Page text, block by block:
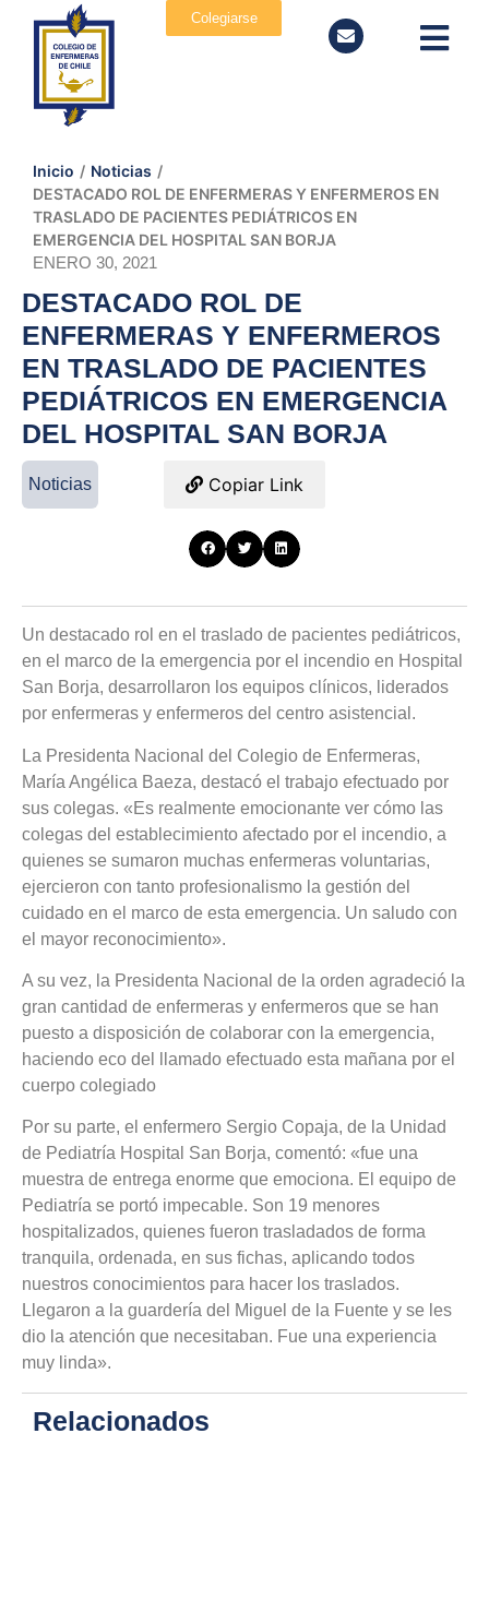
Colegiarse
Inicio / Noticias /
DESTACADO ROL DE ENFERMERAS Y ENFERMEROS EN
TRASLADO DE PACIENTES PEDIÁTRICOS EN
EMERGENCIA DEL HOSPITAL SAN BORJA
ENERO 30, 2021
DESTACADO ROL DE
ENFERMERAS Y ENFERMEROS
EN TRASLADO DE PACIENTES
PEDIÁTRICOS EN EMERGENCIA
DEL HOSPITAL SAN BORJA
Noticias Copiar Link
Un destacado rol en el traslado de pacientes pediátricos,
en el marco de la emergencia por el incendio en Hospital
San Borja, desarrollaron los equipos clínicos, liderados
por enfermeras y enfermeros del centro asistencial.
La Presidenta Nacional del Colegio de Enfermeras,
María Angélica Baeza, destacó el trabajo efectuado por
sus colegas. «Es realmente emocionante ver cómo las
colegas del establecimiento afectado por el incendio, a
quienes se sumaron muchas enfermeras voluntarias,
ejercieron con tanto profesionalismo la gestión del
cuidado en el marco de esta emergencia. Un saludo con
el mayor reconocimiento».
A su vez, la Presidenta Nacional de la orden agradeció la
gran cantidad de enfermeras y enfermeros que se han
puesto a disposición de colaborar con la emergencia,
haciendo eco del llamado efectuado esta mañana por el
cuerpo colegiado
Por su parte, el enfermero Sergio Copaja, de la Unidad
de Pediatría Hospital San Borja, comentó: «fue una
muestra de entrega enorme que emociona. El equipo de
Pediatría se portó impecable. Son 19 menores
hospitalizados, quienes fueron trasladados de forma
tranquila, ordenada, en sus fichas, aplicando todos
nuestros conocimientos para hacer los traslados.
Llegaron a la guardería del Miguel de la Fuente y se les
dio la atención que necesitaban. Fue una experiencia
muy linda».
Relacionados